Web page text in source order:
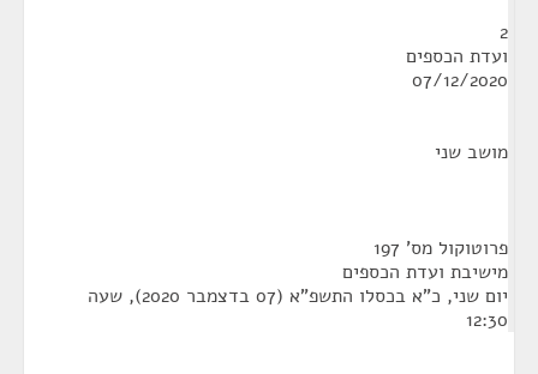
2
ועדת הכספים
07/12/2020
מושב שני
פרוטוקול מס' 197
מישיבת ועדת הכספים
יום שני, כ"א בכסלו התשפ"א (07 בדצמבר 2020), שעה
12:30